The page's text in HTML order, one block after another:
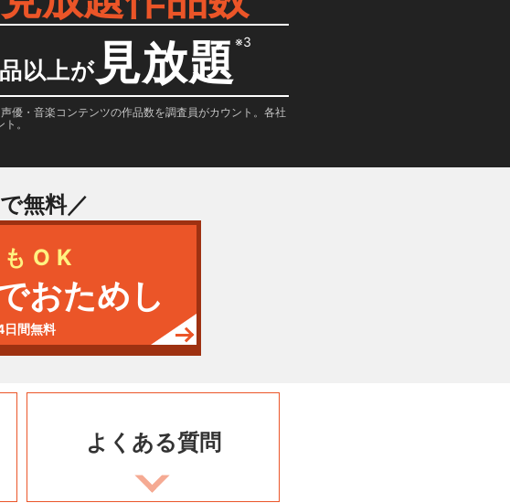
以上が 見放題※3
優・音楽コンテンツの作品数を調査員がカウント。各社
。
無料／
OK
おためし
日間無料
よくある質問